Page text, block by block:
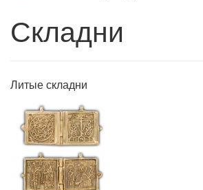
Складни
Литые складни